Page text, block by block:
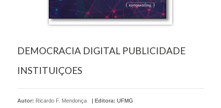
DEMOCRACIA DIGITAL PUBLICIDADE
INSTITUIÇOES
Autor: Ricardo F. Mendonça | Editora: UFMG